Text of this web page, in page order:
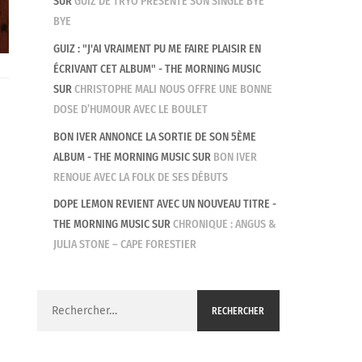
BYE
GUIZ : "J'AI VRAIMENT PU ME FAIRE PLAISIR EN
ÉCRIVANT CET ALBUM" - THE MORNING MUSIC
SURCHRISTOPHE MALI NOUS OFFRE UNE BONNE
DOSE D’HUMOUR AVEC LE BOULET
BON IVER ANNONCE LA SORTIE DE SON 5ÈME
ALBUM - THE MORNING MUSICSUR BON IVER
RENOUE AVEC LA FOLK DE SES DÉBUTS
DOPE LEMON REVIENT AVEC UN NOUVEAU TITRE -
THE MORNING MUSICSURCHRONIQUE : ANGUS &
JULIA STONE – CAPE FORESTIER